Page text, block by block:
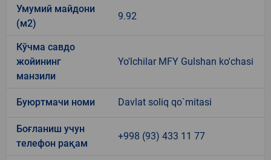
Умумий майдони
(м2)
9.92
Кўчма савдо
жойининг
манзили
Yo'lchilar MFY Gulshan ko'chasi
Буюртмачи номи Davlat soliq qo`mitasi
Боғланиш учун
телефон рақам
+998 (93) 433 11 77